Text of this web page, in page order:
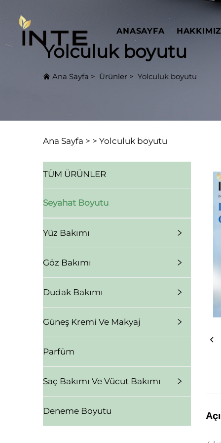
ANASAYFA
Yolculuk boyutu
Ana Sayfa > Ürünler > Yolculuk boyutu
Ana Sayfa > > Yolculuk boyutu
TÜM ÜRÜNLER
Seyahat Boyutu
Yüz Bakımı
Göz Bakımı
Dudak Bakımı
Güneş Kremi Ve Makyaj
Parfüm
Saç Bakımı Ve Vücut Bakımı
Deneme Boyutu